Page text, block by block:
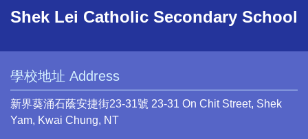
Shek Lei Catholic Secondary School
學校地址 Address
新界葵涌石蔭安捷街23-31號 23-31 On Chit Street, Shek
Yam, Kwai Chung, NT